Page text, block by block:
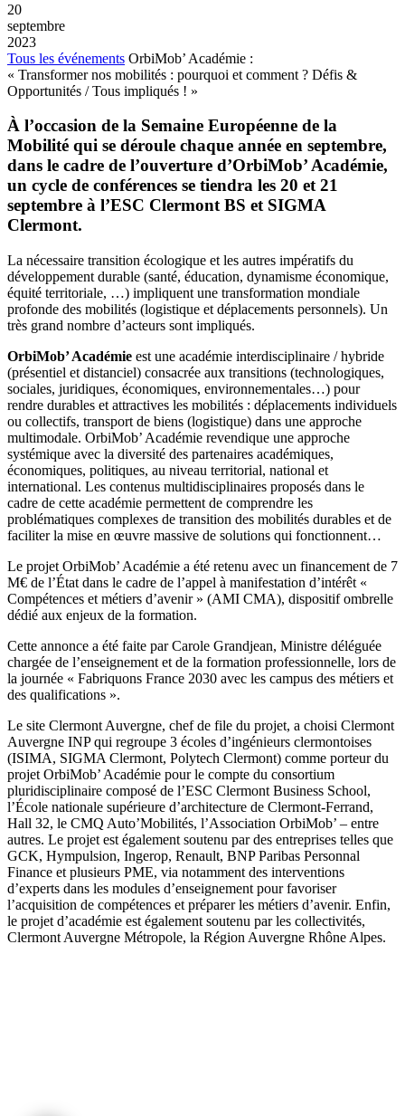
20
septembre
2023
Tous les événements OrbiMob’ Académie :
« Transformer nos mobilités : pourquoi et comment ? Défis &
Opportunités / Tous impliqués ! »
À l’occasion de la Semaine Européenne de la
Mobilité qui se déroule chaque année en septembre,
dans le cadre de l’ouverture d’OrbiMob’ Académie,
un cycle de conférences se tiendra les 20 et 21
septembre à l’ESC Clermont BS et SIGMA
Clermont.
La nécessaire transition écologique et les autres impératifs du
développement durable (santé, éducation, dynamisme économique,
équité territoriale, …) impliquent une transformation mondiale
profonde des mobilités (logistique et déplacements personnels). Un
très grand nombre d’acteurs sont impliqués.
OrbiMob’ Académie est une académie interdisciplinaire / hybride
(présentiel et distanciel) consacrée aux transitions (technologiques,
sociales, juridiques, économiques, environnementales…) pour
rendre durables et attractives les mobilités : déplacements individuels
ou collectifs, transport de biens (logistique) dans une approche
multimodale. OrbiMob’ Académie revendique une approche
systémique avec la diversité des partenaires académiques,
économiques, politiques, au niveau territorial, national et
international. Les contenus multidisciplinaires proposés dans le
cadre de cette académie permettent de comprendre les
problématiques complexes de transition des mobilités durables et de
faciliter la mise en œuvre massive de solutions qui fonctionnent…
Le projet OrbiMob’ Académie a été retenu avec un financement de 7
M€ de l’État dans le cadre de l’appel à manifestation d’intérêt «
Compétences et métiers d’avenir » (AMI CMA), dispositif ombrelle
dédié aux enjeux de la formation.
Cette annonce a été faite par Carole Grandjean, Ministre déléguée
chargée de l’enseignement et de la formation professionnelle, lors de
la journée « Fabriquons France 2030 avec les campus des métiers et
des qualifications ».
Le site Clermont Auvergne, chef de file du projet, a choisi Clermont
Auvergne INP qui regroupe 3 écoles d’ingénieurs clermontoises
(ISIMA, SIGMA Clermont, Polytech Clermont) comme porteur du
projet OrbiMob’ Académie pour le compte du consortium
pluridisciplinaire composé de l’ESC Clermont Business School,
l’École nationale supérieure d’architecture de Clermont-Ferrand,
Hall 32, le CMQ Auto’Mobilités, l’Association OrbiMob’ – entre
autres. Le projet est également soutenu par des entreprises telles que
GCK, Hympulsion, Ingerop, Renault, BNP Paribas Personnal
Finance et plusieurs PME, via notamment des interventions
d’experts dans les modules d’enseignement pour favoriser
l’acquisition de compétences et préparer les métiers d’avenir. Enfin,
le projet d’académie est également soutenu par les collectivités,
Clermont Auvergne Métropole, la Région Auvergne Rhône Alpes.